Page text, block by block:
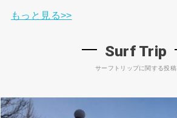
もっと見る>>
Surf Trip
サーフトリップに関する投稿